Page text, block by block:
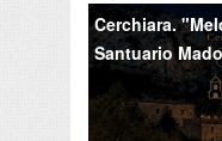
Cerchiara.
Santuario